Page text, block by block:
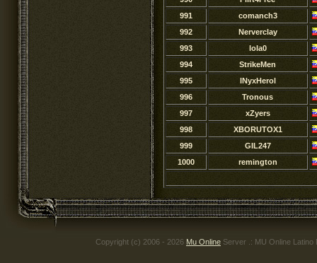
991
comanch3
992
Nerverclay
993
lola0
994
StrikeMen
995
lNyxHerol
996
Tronous
997
xZyers
998
XBORUTOX1
999
GIL247
1000
remington
Copyright (c) 2006 - 2026 Mu Online Server .: MU Online